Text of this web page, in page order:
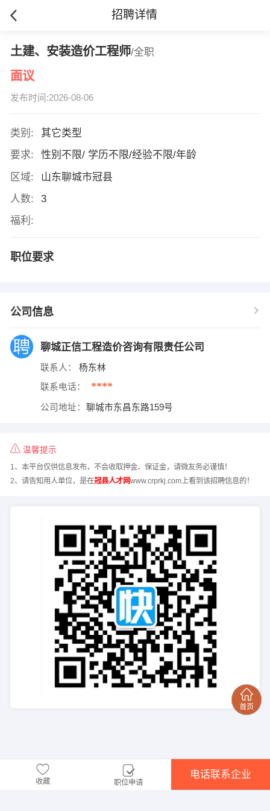
招聘详情
土建、安装造价工程师/全职
面议
发布时间:2026-08-06
类别:
其它类型
要求:
性别不限/ 学历不限/经验不限/年龄
区域:
山东聊城市冠县
人数:
3
福利:
职位要求
公司信息
聊城正信工程造价咨询有限责任公司
联系人： 杨东林
联系电话： ****
公司地址： 聊城市东昌东路159号
温馨提示
1、本平台仅供信息发布，不会收取押金、保证金，请微友务必谨慎！
2、请告知用人单位，是在冠县人才网www.crprkj.com上看到该招聘信息的！
收藏 职位申请
电话联系企业